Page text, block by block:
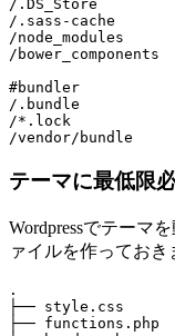
/.DS_Store
/.sass-cache
/node_modules
/bower_components
#bundler
/.bundle
/*.lock
テーマに最低限
Wordpressでテーマ
ァイルを作っておき
.
├── style.css
├── functions.php